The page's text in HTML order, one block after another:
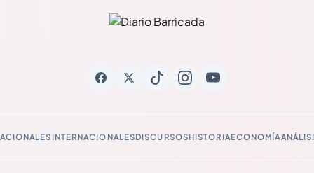
INTERNACIONALESDISCURSOSHISTORIAECONOMÍA